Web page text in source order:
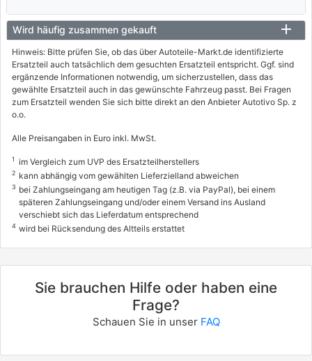
Wird häufig zusammen gekauft
Hinweis: Bitte prüfen Sie, ob das über Autoteile-Markt.de identifizierte
Ersatzteil auch tatsächlich dem gesuchten Ersatzteil entspricht. Ggf. sind
ergänzende Informationen notwendig, um sicherzustellen, dass das
gewählte Ersatzteil auch in das gewünschte Fahrzeug passt. Bei Fragen
zum Ersatzteil wenden Sie sich bitte direkt an den Anbieter Autotivo Sp. z
o.o.
Alle Preisangaben in Euro inkl. MwSt.
1 im Vergleich zum UVP des Ersatzteilherstellers
2 kann abhängig vom gewählten Lieferzielland abweichen
3 bei Zahlungseingang am heutigen Tag (z.B. via PayPal), bei einem
späteren Zahlungseingang und/oder einem Versand ins Ausland
verschiebt sich das Lieferdatum entsprechend
4 wird bei Rücksendung des Altteils erstattet
Sie brauchen Hilfe oder haben eine
Frage?
Schauen Sie in unser FAQ